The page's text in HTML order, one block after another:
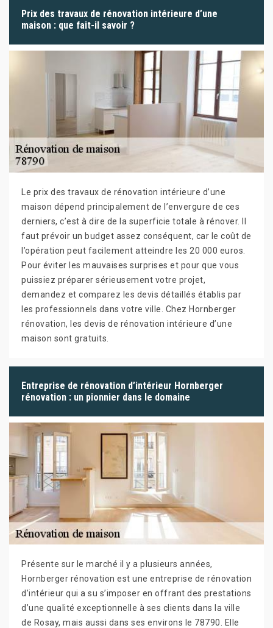
Prix des travaux de rénovation intérieure d’une
maison : que fait-il savoir ?
Le prix des travaux de rénovation intérieure d’une
maison dépend principalement de l’envergure de ces
derniers, c’est à dire de la superficie totale à rénover. Il
faut prévoir un budget assez conséquent, car le coût de
l’opération peut facilement atteindre les 20 000 euros.
Pour éviter les mauvaises surprises et pour que vous
puissiez préparer sérieusement votre projet,
demandez et comparez les devis détaillés établis par
les professionnels dans votre ville. Chez Hornberger
rénovation, les devis de rénovation intérieure d’une
maison sont gratuits.
Entreprise de rénovation d’intérieur Hornberger
rénovation : un pionnier dans le domaine
Présente sur le marché il y a plusieurs années,
Hornberger rénovation est une entreprise de rénovation
d’intérieur qui a su s’imposer en offrant des prestations
d’une qualité exceptionnelle à ses clients dans la ville
de Rosay, mais aussi dans ses environs le 78790. Elle